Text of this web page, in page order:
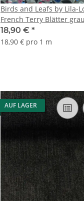
Birds and Leafs by Lila-
French Terry Blätter
dunkelblau
18,90 € *
18,90 € pro 1 m
AUF LAGER